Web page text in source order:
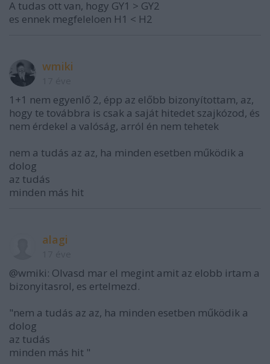
A tudas ott van, hogy GY1 > GY2
es ennek megfeleloen H1 < H2
wmiki
1+1 nem egyenlő 2, épp az előbb bizonyítottam, az,
hogy te továbbra is csak a saját hitedet szajkózod, és
nem érdekel a valóság, arról én nem tehetek
nem a tudás az az, ha minden esetben működik a
dolog
az tudás
minden más hit
alagi
@wmiki: Olvasd mar el megint amit az elobb irtam a
bizonyitasrol, es ertelmezd.
"nem a tudás az az, ha minden esetben működik a
dolog
az tudás
minden más hit "